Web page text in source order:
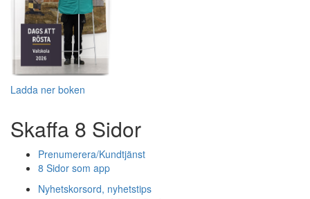
Ladda ner boken
Skaffa 8 Sidor
Prenumerera/Kundtjänst
8 Sidor som app
Nyhetskorsord, nyhetstips